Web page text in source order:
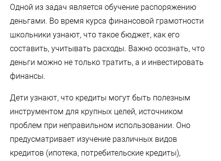
Одной из задач является обучение распоряжению
деньгами. Во время курса финансовой грамотности
школьники узнают, что такое бюджет, как его
составить, учитывать расходы. Важно осознать, что
деньги можно не только тратить, а и инвестировать
финансы.
Дети узнают, что кредиты могут быть полезным
инструментом для крупных целей, источником
проблем при неправильном использовании. Оно
предусматривает изучение различных видов
кредитов (ипотека, потребительские кредиты),